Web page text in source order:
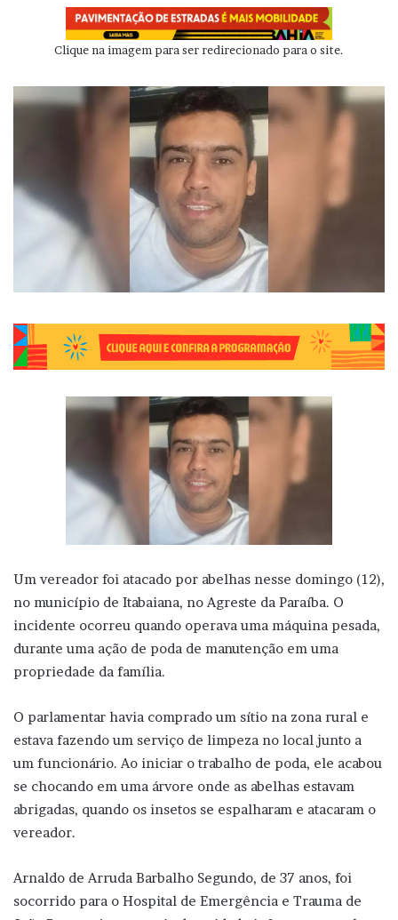
Clique na imagem para ser redirecionado para o site.
Um vereador foi atacado por abelhas nesse domingo (12),
no município de Itabaiana, no Agreste da Paraíba. O
incidente ocorreu quando operava uma máquina pesada,
durante uma ação de poda de manutenção em uma
propriedade da família.
O parlamentar havia comprado um sítio na zona rural e
estava fazendo um serviço de limpeza no local junto a
um funcionário. Ao iniciar o trabalho de poda, ele acabou
se chocando em uma árvore onde as abelhas estavam
abrigadas, quando os insetos se espalharam e atacaram o
vereador.
Arnaldo de Arruda Barbalho Segundo, de 37 anos, foi
socorrido para o Hospital de Emergência e Trauma de